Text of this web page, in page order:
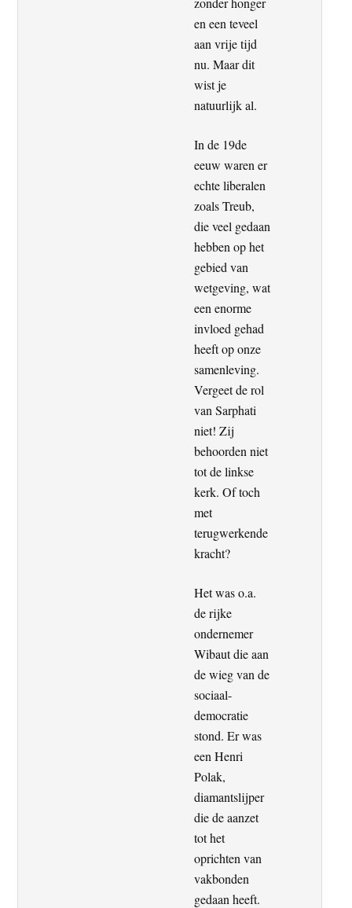
en een teveel
aan vrije tijd
nu. Maar dit
wist je
natuurlijk al.
In de 19de
eeuw waren er
echte liberalen
zoals Treub,
die veel gedaan
hebben op het
gebied van
wetgeving, wat
een enorme
invloed gehad
heeft op onze
samenleving.
Vergeet de rol
van Sarphati
niet! Zij
behoorden niet
tot de linkse
kerk. Of toch
met
terugwerkende
kracht?
Het was o.a.
de rijke
ondernemer
Wibaut die aan
de wieg van de
sociaal-
democratie
stond. Er was
een Henri
Polak,
diamantslijper
die de aanzet
tot het
oprichten van
vakbonden
gedaan heeft.